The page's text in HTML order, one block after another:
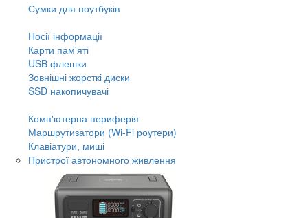
Сумки для ноутбуків
Носії інформації
Карти пам'яті
USB флешки
Зовнішні жорсткі диски
SSD накопичувачі
Комп'ютерна периферія
Маршрутизатори (Wi-Fi роутери)
Клавіатури, миші
Пристрої автономного живлення